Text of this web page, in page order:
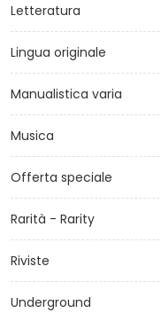
Letteratura
Lingua originale
Manualistica varia
Musica
Offerta speciale
Rarità - Rarity
Riviste
Underground